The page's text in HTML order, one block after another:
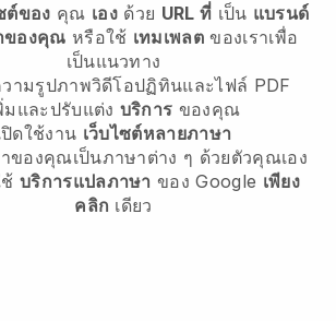
ต์ของ คุณ เองด้วย URL ที่ เป็น แบรนด์
ของคุณ หรือใช้ เทมเพลต ของเราเพื่อ
เป็นแนวทาง
ามรูปภาพวิดีโอปฏิทินและไฟล์ PDF
มและปรับแต่ง บริการ ของคุณ
ปิดใช้งาน เว็บไซต์หลายภาษา
ของคุณเป็นภาษาต่าง ๆ ด้วยตัวคุณเอง
บริการแปลภาษา ของ Google เพียง
คลิก เดียว